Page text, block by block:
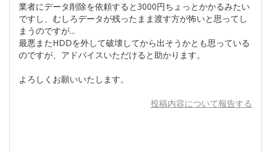
業者にデータ削除を依頼すると3000円ちょっとかかるみたい
ですし、むしろデータが残ったまま渡す方が怖いと思ってし
まうのですが...
最悪またHDDを外して破壊してから出そうかとも思っている
のですが、アドバイスいただけると助かります。
よろしくお願いいたします。
投稿内容について報告する